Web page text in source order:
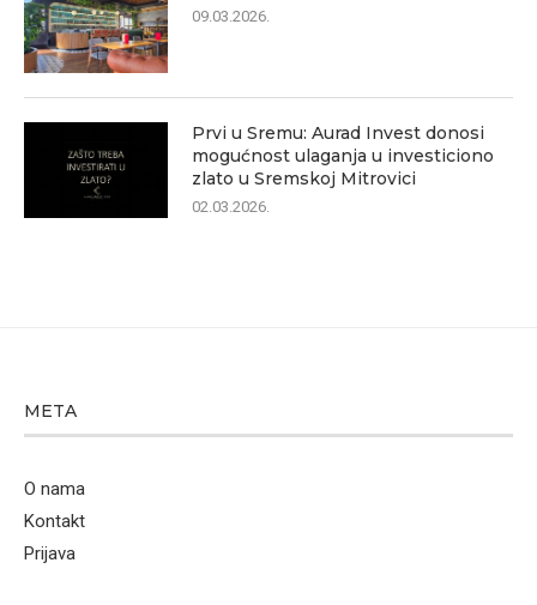
09.03.2026.
Prvi u Sremu: Aurad Invest donosi
mogućnost ulaganja u investiciono
zlato u Sremskoj Mitrovici
02.03.2026.
META
O nama
Kontakt
Prijava